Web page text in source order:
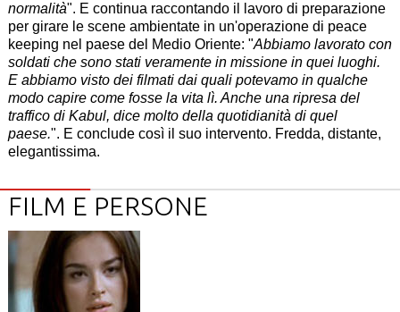
normalità". E continua raccontando il lavoro di preparazione
per girare le scene ambientate in un'operazione di peace
keeping nel paese del Medio Oriente: "Abbiamo lavorato con
soldati che sono stati veramente in missione in quei luoghi.
E abbiamo visto dei filmati dai quali potevamo in qualche
modo capire come fosse la vita lì. Anche una ripresa del
traffico di Kabul, dice molto della quotidianità di quel
paese.". E conclude così il suo intervento. Fredda, distante,
elegantissima.
FILM E PERSONE